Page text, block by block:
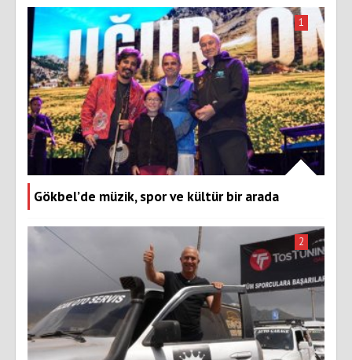
Gökbel’de müzik, spor ve kültür bir arada
1
2